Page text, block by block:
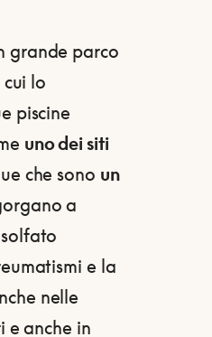
grande parco
lo
piscine
uno dei siti
che sono un
a
e la
nelle
e anche in